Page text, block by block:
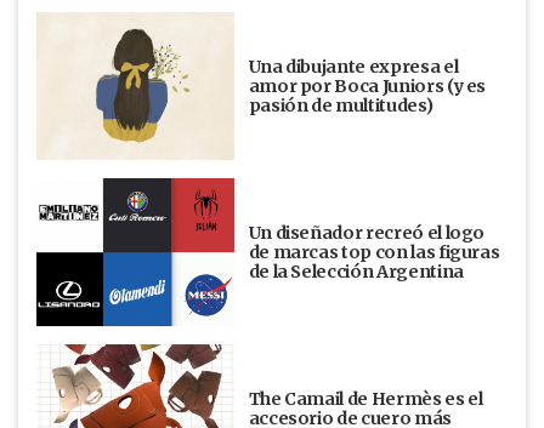
Una dibujante expresa el
amor por Boca Juniors (y es
pasión de multitudes)
Un diseñador recreó el logo
de marcas top con las figuras
de la Selección Argentina
The Camail de Hermès es el
accesorio de cuero más